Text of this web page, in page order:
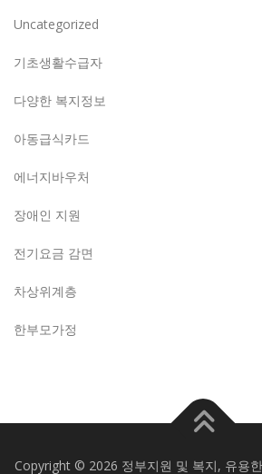
Uncategorized
기초생활수급자
다양한 복지정보
아동급식카드
에너지바우처
장애인 지원
전기요금 감면
차상위계층
한부모가정
Copyright © 2026 정부지원 및 복지, 유용